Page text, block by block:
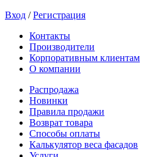
Вход /Регистрация
Контакты
Производители
Корпоративным клиентам
О компании
Распродажа
Новинки
Правила продажи
Возврат товара
Способы оплаты
Калькулятор веса фасадов